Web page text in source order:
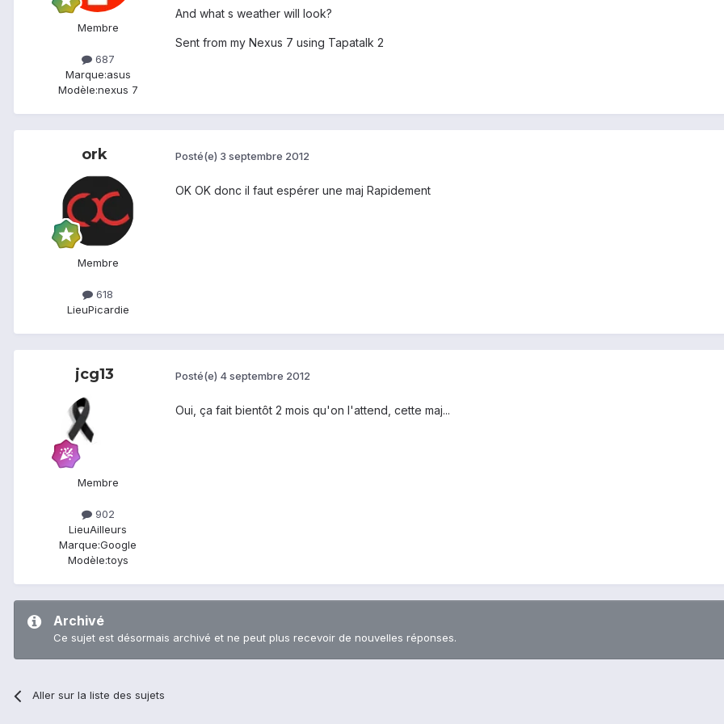
Membre
687
Marque:asus
Modèle:nexus 7
And what s weather will look?
Sent from my Nexus 7 using Tapatalk 2
ork
Membre
618
LieuPicardie
Posté(e) 3 septembre 2012
OK OK donc il faut espérer une maj Rapidement
jcg13
Membre
902
LieuAilleurs
Marque:Google
Modèle:toys
Posté(e) 4 septembre 2012
Oui, ça fait bientôt 2 mois qu'on l'attend, cette maj...
Archivé
Ce sujet est désormais archivé et ne peut plus recevoir de nouvelles réponses.
Aller sur la liste des sujets